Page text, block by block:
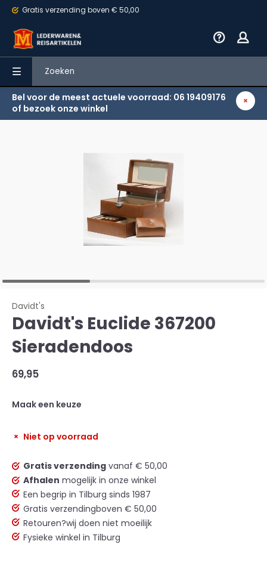
Gratis verzending boven € 50,00
Bel voor de meest actuele voorraad: 06 19409176
of bezoek onze winkel
Terug
Davidt's
Davidt's Euclide 367200
Sieradendoos
69,95
Maak een keuze
Niet op voorraad
Gratis verzending vanaf € 50,00
Afhalen mogelijk in onze winkel
Een begrip in Tilburg sinds 1987
Gratis verzendingboven € 50,00
Retouren?wij doen niet moeilijk
Fysieke winkel in Tilburg